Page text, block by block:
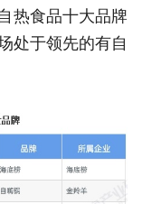
热食品十大品牌
处于领先的有自